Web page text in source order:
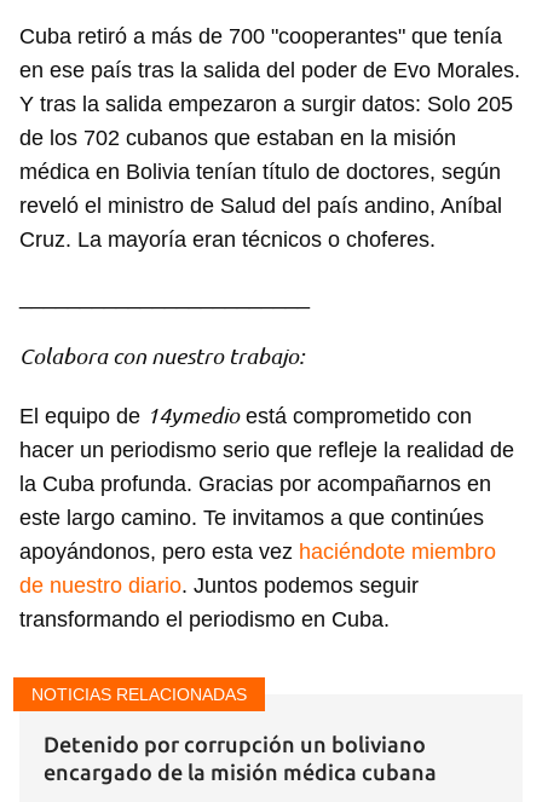
Guardar como favorito
Para poder guardar como favorito, primero has de
iniciar sesión con tu cuenta de 14ymedio.
INICIAR SESIÓN CANCELAR
Cuba retiró a más de 700 "cooperantes" que tenía
en ese país tras la salida del poder de Evo Morales.
Y tras la salida empezaron a surgir datos: Solo 205
de los 702 cubanos que estaban en la misión
médica en Bolivia tenían título de doctores, según
reveló el ministro de Salud del país andino, Aníbal
Cruz. La mayoría eran técnicos o choferes.
Colabora con nuestro trabajo:
El equipo de 14ymedioestá comprometido con
hacer un periodismo serio que refleje la realidad de
la Cuba profunda. Gracias por acompañarnos en
este largo camino. Te invitamos a que continúes
apoyándonos, pero esta vez haciéndote miembro
de nuestro diario. Juntos podemos seguir
transformando el periodismo en Cuba.
NOTICIAS RELACIONADAS
Detenido por corrupción un boliviano
encargado de la misión médica cubana